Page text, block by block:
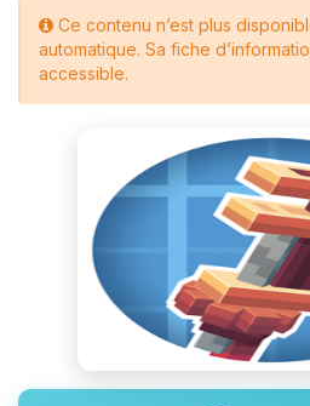
Ce contenu n’est plus
automatique. Sa fiche
accessible.